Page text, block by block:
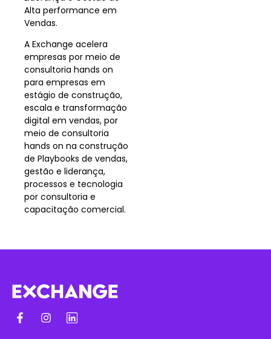
Alta performance em
Vendas.
A Exchange acelera
empresas por meio de
consultoria hands on
para empresas em
estágio de construção,
escala e transformação
digital em vendas, por
meio de consultoria
hands on na construção
de Playbooks de vendas,
gestão e liderança,
processos e tecnologia
por consultoria e
capacitação comercial.